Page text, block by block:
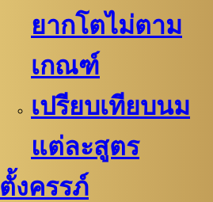
ยากโตไม่ตาม
เกณฑ์
เปรียบเทียบนม
แต่ละสูตร
ตั้งครรภ์